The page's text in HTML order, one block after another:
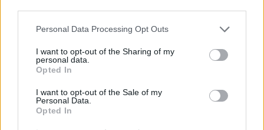
Personal Data Processing Opt Outs
I want to opt-out of the Sharing of my
personal data.
Opted In
I want to opt-out of the Sale of my
Personal Data.
Opted In
ugyanis nagyon nehézzé vált az afrikai, dél-
amerikai és ázsiai művészek utaztatása. Az ok,
hogy a menekültkérdés, az
Európa erőd
-felfogás
nyomán ezek a zenészek nagyon nehezen jutnak
vízumhoz. Ez az egész ma valami elképesztően
rémes irányba halad. Ötven-nyolcvan százalék az
esélye annak, hogy ezek a zenészek nem kapnak